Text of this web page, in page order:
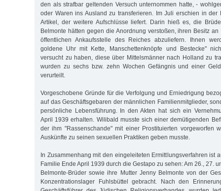
den als strafbar geltenden Versuch unternommen hatte, -
oder Waren ins Ausland zu transferieren. Im Juli erschien in der
Artikel, der weitere Aufschlüsse liefert. Darin hieß es, die
Belmonte hätten gegen die Anordnung verstoßen, ihren Besitz
öffentlichen Ankaufsstelle des Reiches abzuliefern. Ihnen
goldene Uhr mit Kette, Manschettenknöpfe und Bestecke"
versucht zu haben, diese über Mittelsmänner nach Holland zu
wurden zu sechs bzw. zehn Wochen Gefängnis und einer
verurteilt.
Vorgeschobene Gründe für die Verfolgung und Erniedrigung
auf das Geschäftsgebaren der männlichen Familienmitglieder,
persönliche Lebensführung. In den Akten hat sich ein
April 1939 erhalten. Wilibald musste sich einer demütigenden
der ihm "Rassenschande" mit einer Prostituierten vorgeworfen
Auskünfte zu seinen sexuellen Praktiken geben musste.
In Zusammenhang mit den eingeleiteten Ermittlungsverfahren ist
Familie Ende April 1939 durch die Gestapo zu sehen: Am 26., 27.
Belmonte-Brüder sowie ihre Mutter Jenny Belmonte von der
Konzentrationslager Fuhlsbüttel gebracht. Nach den